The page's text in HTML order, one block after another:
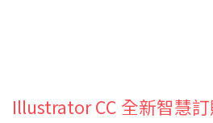
Illustrator CC 全新智慧